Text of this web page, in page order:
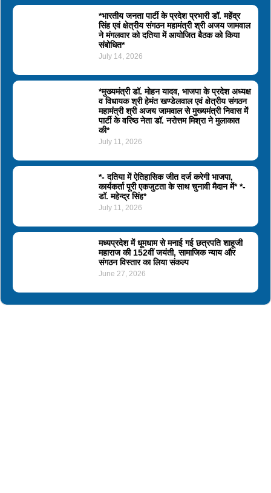
*भारतीय जनता पार्टी के प्रदेश प्रभारी डॉ. महेंद्र
सिंह एवं क्षेत्रीय संगठन महामंत्री श्री अजय जामवाल
ने मंगलवार को दतिया में आयोजित बैठक को किया
संबोधित*
July 14, 2026
*मुख्यमंत्री डॉ. मोहन यादव, भाजपा के प्रदेश अध्यक्ष
व विधायक श्री हेमंत खण्डेलवाल एवं क्षेत्रीय संगठन
महामंत्री श्री अजय जामवाल से मुख्यमंत्री निवास में
पार्टी के वरिष्ठ नेता डॉ. नरोत्तम मिश्रा ने मुलाकात
की*
July 11, 2026
*- दतिया में ऐतिहासिक जीत दर्ज करेगी भाजपा,
कार्यकर्ता पूरी एकजुटता के साथ चुनावी मैदान में* *-
डॉ. महेन्द्र सिंह*
July 11, 2026
मध्यप्रदेश में धूमधाम से मनाई गई छत्रपति शाहूजी
महाराज की 152वीं जयंती, सामाजिक न्याय और
संगठन विस्तार का लिया संकल्प
June 27, 2026